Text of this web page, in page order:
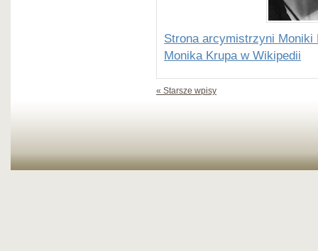
Strona arcymistrzyni Moniki
Monika Krupa w Wikipedii
« Starsze wpisy